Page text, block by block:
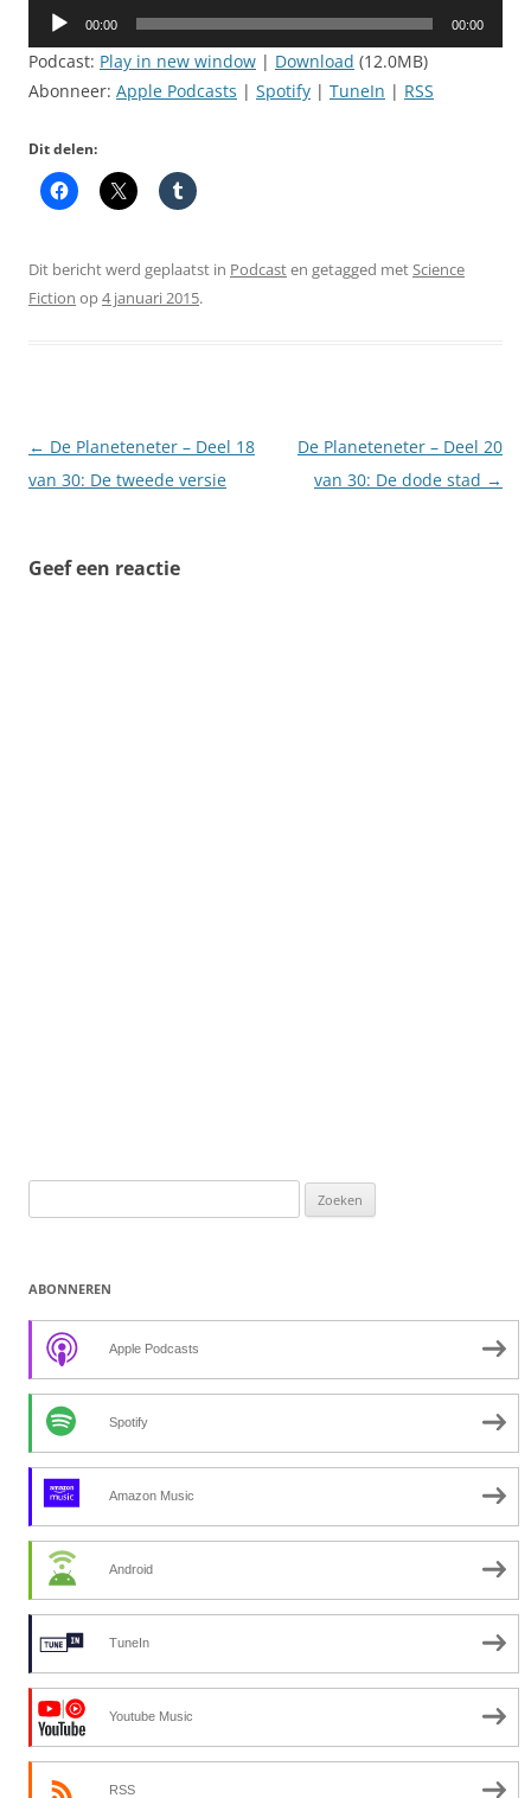
Audiospeler
00:00 00:00
Podcast: Play in new window | Download (12.0MB)
Abonneer: Apple Podcasts | Spotify | TuneIn | RSS
Dit delen:
Dit bericht werd geplaatst in Podcasten getagged metScience
Fiction op4 januari 2015.
Berichtnavigatie
← De Planeteneter – Deel 18
van 30: De tweede versie
De Planeteneter – Deel 20
van 30: De dode stad →
Geef een reactie
naar:
ABONNEREN
Apple Podcasts
Spotify
Amazon Music
Android
TuneIn
Youtube Music
RSS